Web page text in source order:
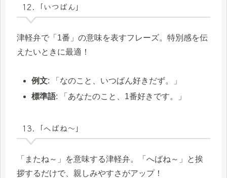
12.「いつばん」
津軽弁で「1番」の意味を表すフレーズ。特別感を伝
えたいときに最適！
例文: 「なのこと、いつばん好きだず。」
標準語: 「あなたのこと、1番好きです。」
13.「へばね～」
「またね～」を意味する津軽弁。「へばね～」と挨
拶するだけで、親しみやすさがアップ！